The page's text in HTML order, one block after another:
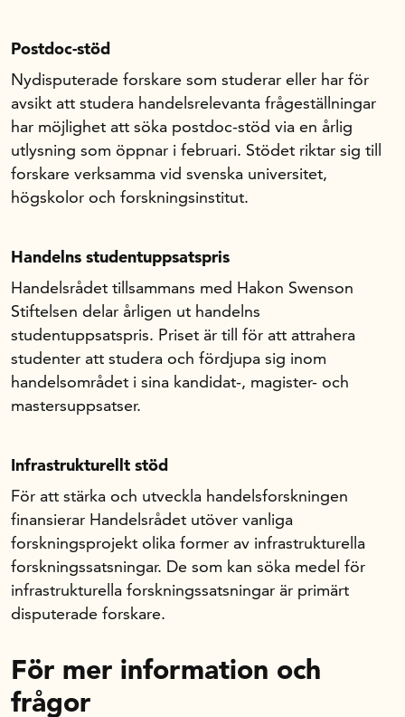
Postdoc-stöd
Nydisputerade forskare som studerar eller har för
avsikt att studera handelsrelevanta frågeställningar
har möjlighet att söka postdoc-stöd via en årlig
utlysning som öppnar i februari. Stödet riktar sig till
forskare verksamma vid svenska universitet,
högskolor och forskningsinstitut.
Handelns studentuppsatspris
Handelsrådet tillsammans med Hakon Swenson
Stiftelsen delar årligen ut handelns
studentuppsatspris. Priset är till för att attrahera
studenter att studera och fördjupa sig inom
handelsområdet i sina kandidat-, magister- och
mastersuppsatser.
Infrastrukturellt stöd
För att stärka och utveckla handelsforskningen
finansierar Handelsrådet utöver vanliga
forskningsprojekt olika former av infrastrukturella
forskningssatsningar. De som kan söka medel för
infrastrukturella forskningssatsningar är primärt
disputerade forskare.
För mer information och
frågor